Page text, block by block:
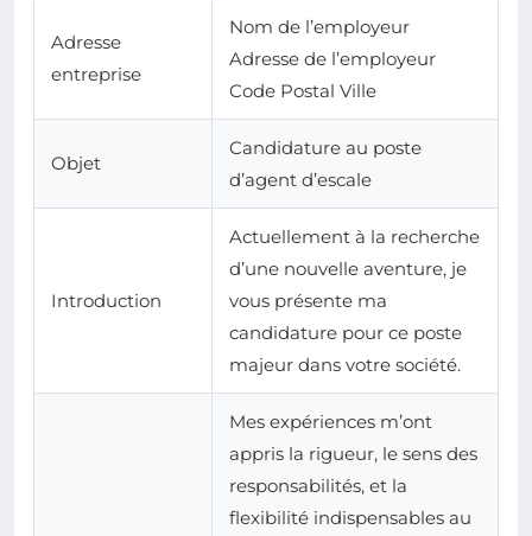
Adresse
entreprise
Nom de l’employeur
Adresse de l’employeur
Code Postal Ville
Objet
Candidature au poste
d’agent d’escale
Introduction
Actuellement à la recherche
d’une nouvelle aventure, je
vous présente ma
candidature pour ce poste
majeur dans votre société.
Mes expériences m’ont
appris la rigueur, le sens des
responsabilités, et la
flexibilité indispensables au